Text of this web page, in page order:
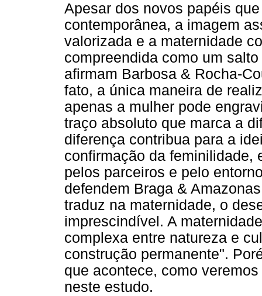
Apesar dos novos papéis
contemporânea, a imagem
valorizada e a maternidade
compreendida como um
afirmam Barbosa & Rocha-
fato, a única maneira de
apenas a mulher pode
traço absoluto que marca a
diferença contribua para a
confirmação da feminilidade,
pelos parceiros e pelo
defendem Braga &
traduz na maternidade, o
imprescindível. A
complexa entre natureza e
construção permanente".
que acontece, como
neste estudo.